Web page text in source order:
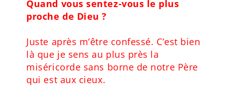
Quand vous sentez-vous le plus
proche de Dieu ?
Juste après m’être confessé. C’est bien
là que je sens au plus près la
miséricorde sans borne de notre Père
qui est aux cieux.